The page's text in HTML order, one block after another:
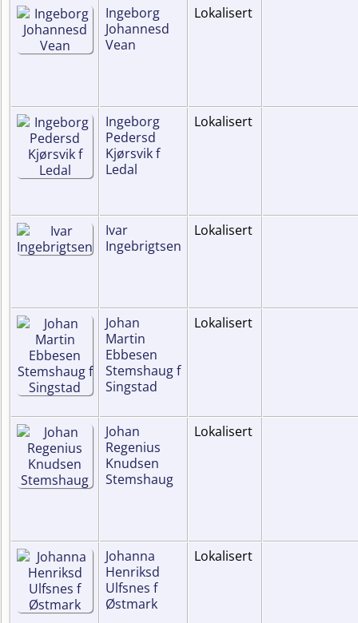
Ingeborg
Johannesd
Vean
Lokalisert
Ingeborg
Pedersd
Kjørsvik f
Ledal
Lokalisert
Ivar
Ingebrigtsen
Lokalisert
Johan
Martin
Ebbesen
Stemshaug f
Singstad
Lokalisert
Johan
Regenius
Knudsen
Stemshaug
Lokalisert
Johanna
Henriksd
Ulfsnes f
Østmark
Lokalisert